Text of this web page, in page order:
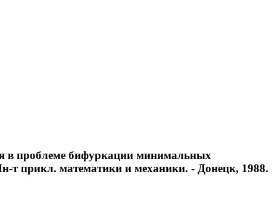
в проблеме бифуркации минимальных
т прикл. математики и механики. - Донецк, 1988.